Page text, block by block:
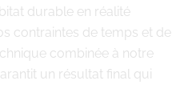
durable en réalité
contraintes de temps et de
combinée à notre
un résultat final qui